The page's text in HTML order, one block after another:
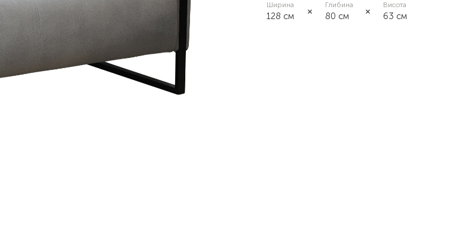
Ширина
128 см
Глибина
80 см
Висота
63 см